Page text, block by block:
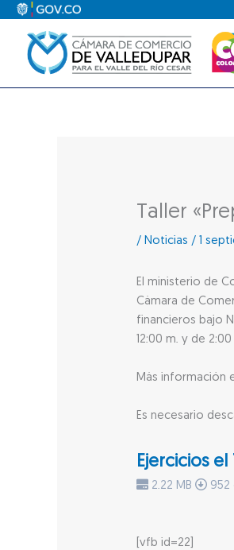
contenido
Taller
/ Noticias /1
El ministerio de
Cámara de
financieros bajo
12:00 m. y de
Más información
Es necesario
Ejercicios
2.22 MB 952
[vfb id=22]